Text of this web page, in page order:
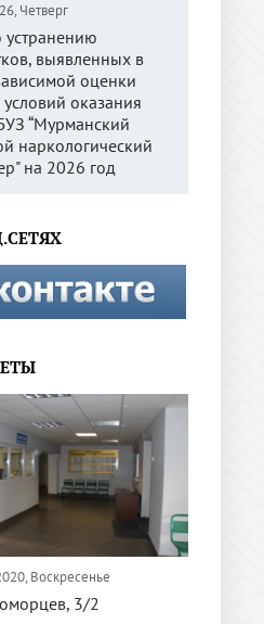
Четверг
выявленных в
оценки
условий оказания
“Мурманский
наркологический
на 2026 год
Воскресенье
3/2